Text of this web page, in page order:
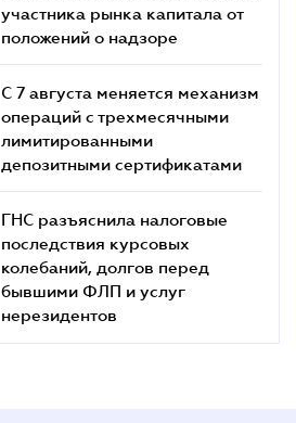
участника рынка капитала от
положений о надзоре
С 7 августа меняется механизм
операций с трехмесячными
лимитированными
депозитными сертификатами
ГНС разъяснила налоговые
последствия курсовых
колебаний, долгов перед
бывшими ФЛП и услуг
нерезидентов